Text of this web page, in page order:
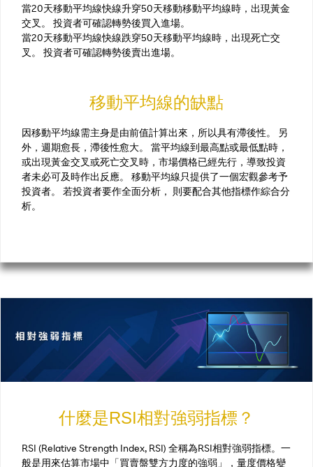
當20天移動平均線快線升穿50天移動移動平均線時，出現黃金
交叉。 投資者可確認轉勢後買入進場。
當20天移動平均線快線跌穿50天移動平均線時，出現死亡交
叉。 投資者可確認轉勢後賣出進場。
移動平均線的缺點
因移動平均線需主身是由前值計算出來，所以具有滯後性。 另
外，週期愈長，滯後性愈大。 當平均線到最高點或最低點時，
或出現黃金交叉或死亡交叉時，市場價格已經先行，導致投資
者未必可及時作出反應。 移動平均線只提供了一個宏觀參考予
投資者。 若投資者要作全面分析， 則要配合其他指標作綜合分
析。
什麼是RSI相對強弱指標？
RSI (Relative Strength Index, RSI) 全稱為RSI相對強弱指標。一
般是用來估算市場中「買賣盤雙方力度的強弱」，量度價格變